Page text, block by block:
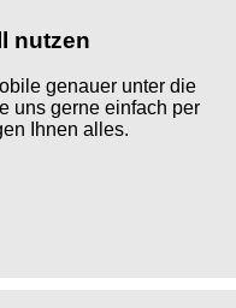
nutzen
genauer unter die
uns gerne einfach per
Ihnen alles.